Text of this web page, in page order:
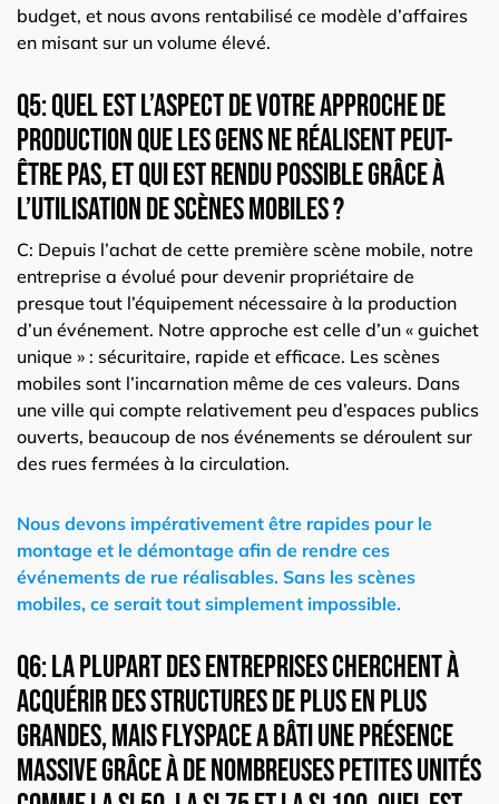
budget, et nous avons rentabilisé ce modèle d’affaires
en misant sur un volume élevé.
Q5: Quel est l’aspect de votre approche de
production que les gens ne réalisent peut-
être pas, et qui est rendu possible grâce à
l’utilisation de scènes mobiles ?
C: Depuis l’achat de cette première scène mobile, notre
entreprise a évolué pour devenir propriétaire de
presque tout l’équipement nécessaire à la production
d’un événement. Notre approche est celle d’un « guichet
unique » : sécuritaire, rapide et efficace. Les scènes
mobiles sont l’incarnation même de ces valeurs. Dans
une ville qui compte relativement peu d’espaces publics
ouverts, beaucoup de nos événements se déroulent sur
des rues fermées à la circulation.
Nous devons impérativement être rapides pour le
montage et le démontage afin de rendre ces
événements de rue réalisables. Sans les scènes
mobiles, ce serait tout simplement impossible.
Q6: La plupart des entreprises cherchent à
acquérir des structures de plus en plus
grandes, mais Flyspace a bâti une présence
massive grâce à de nombreuses petites unités